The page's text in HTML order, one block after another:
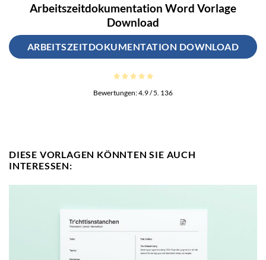
Arbeitszeitdokumentation Word Vorlage
Download
ARBEITSZEITDOKUMENTATION DOWNLOAD
Bewertungen:4.9/ 5. 136
DIESE VORLAGEN KÖNNTEN SIE AUCH
INTERESSEN: